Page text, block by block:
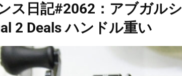
ス日記#2062：アブガル
2 Deals ハンドル重い